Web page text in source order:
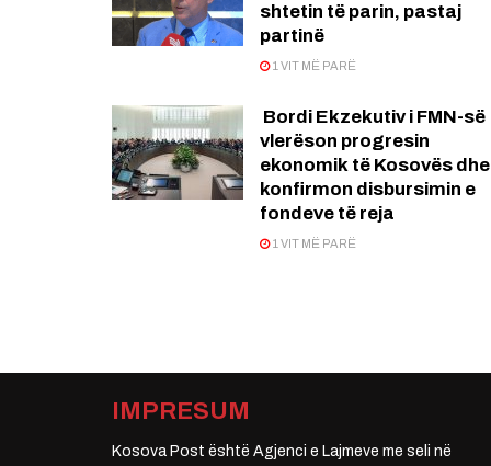
shtetin të parin, pastaj
partinë
1 VIT MË PARË
Bordi Ekzekutiv i FMN-së
vlerëson progresin
ekonomik të Kosovës dhe
konfirmon disbursimin e
fondeve të reja
1 VIT MË PARË
IMPRESUM
Kosova Post është Agjenci e Lajmeve me seli në